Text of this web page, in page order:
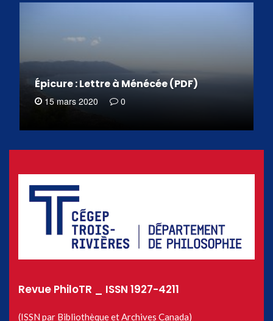
Épicure : Lettre à Ménécée (PDF)
15 mars 2020 0
Revue PhiloTR _ ISSN 1927-4211
(ISSN par Bibliothèque et Archives Canada)